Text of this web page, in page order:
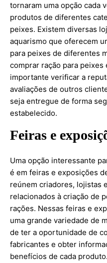
tornaram uma opção cada
produtos de diferentes
peixes. Existem diversas
aquarismo que oferecem
para peixes de diferentes
comprar ração para peixes
importante verificar a
avaliações de outros
seja entregue de forma
estabelecido.
Feiras e
Uma opção interessante
é em feiras e exposições
reúnem criadores, lojistas
relacionados à criação de
rações. Nessas feiras e
uma grande variedade de
de ter a oportunidade de
fabricantes e obter
benefícios de cada